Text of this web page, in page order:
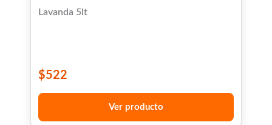
Lavanda 5lt
$522
Ver producto